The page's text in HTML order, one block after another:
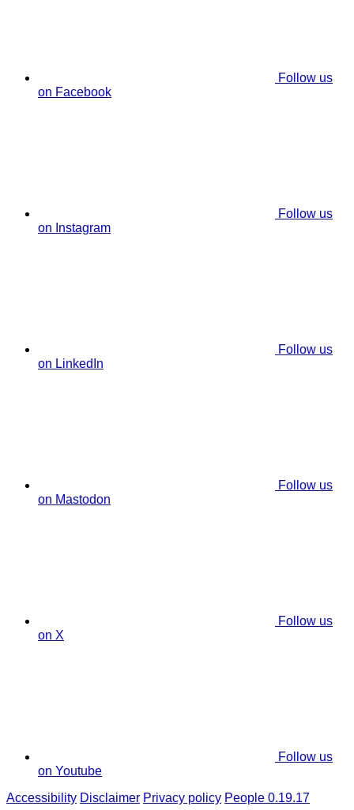
Follow us
on Facebook
Follow us
on Instagram
Follow us
on LinkedIn
Follow us
on Mastodon
Follow us
on X
Follow us
on Youtube
Accessibility Disclaimer Privacy policy People 0.19.17